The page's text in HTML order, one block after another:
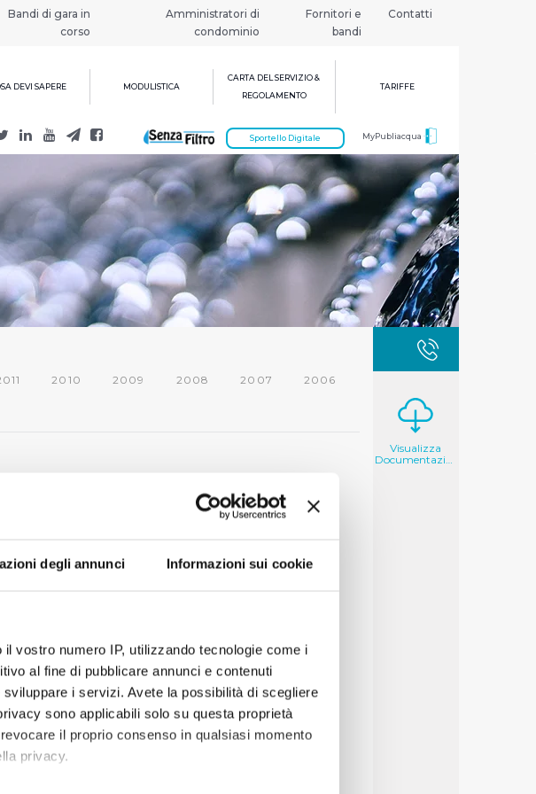
degli annunci Informazioni sui cookie
vostro numero IP, utilizzando tecnologie come i
al fine di pubblicare annunci e contenuti
i servizi. Avete la possibilità di scegliere
sono applicabili solo su questa proprietà
il proprio consenso in qualsiasi momento
privacy.
Bandi di gara in
corso
Amministratori di
condominio
Fornitori e
bandi
Contatti
DEVI SAPERE MODULISTICA
CARTA DEL SERVIZIO &
REGOLAMENTO
TARIFFE
MyPubliacqua
Sportello Digitale
2010 2009 2008 2007 2006
Visualizza
Documentazione